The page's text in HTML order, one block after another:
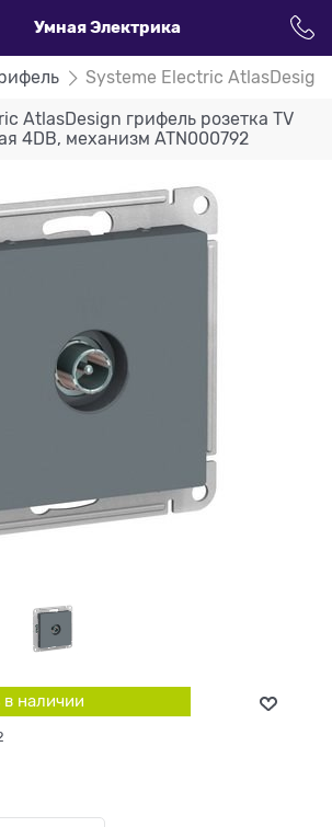
Умная Электрика
Systeme Electric AtlasDesign
AtlasDesign грифель розетка TV
4DB, механизм ATN000792
в наличии